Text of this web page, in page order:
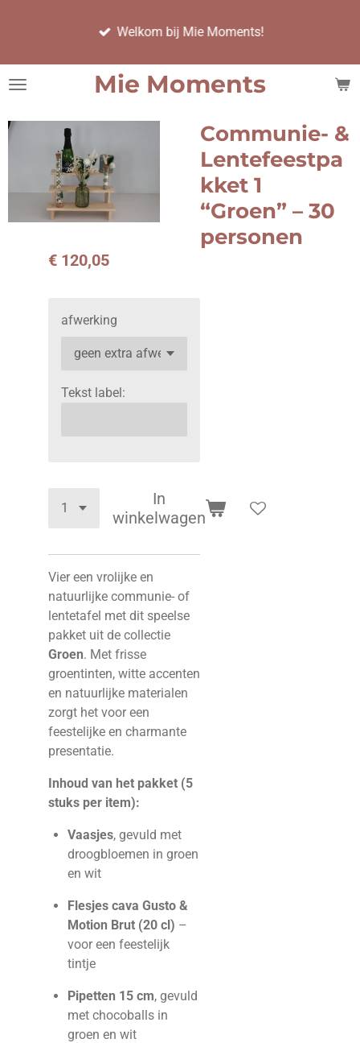
hoofdinhoud
Mie Moments
Welkom bij Mie Moments!
Communie- &
Lentefeestpa
kket 1
“Groen” – 30
personen
€ 120,05
afwerking
Tekst label:
In
winkelwagen
Vier een vrolijke en
natuurlijke communie- of
lentetafel met dit speelse
pakket uit de collectie
Groen. Met frisse
groentinten, witte accenten
en natuurlijke materialen
zorgt het voor een
feestelijke en charmante
presentatie.
Inhoud van het pakket (5
stuks per item):
Vaasjes, gevuld met
droogbloemen in groen
en wit
Flesjes cava Gusto &
Motion Brut (20 cl) –
voor een feestelijk
tintje
Pipetten 15 cm, gevuld
met chocoballs in
groen en wit